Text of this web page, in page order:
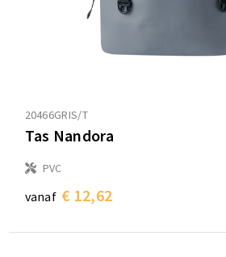
20466GRIS/T
Tas Nandora
PVC
vanaf € 12,62